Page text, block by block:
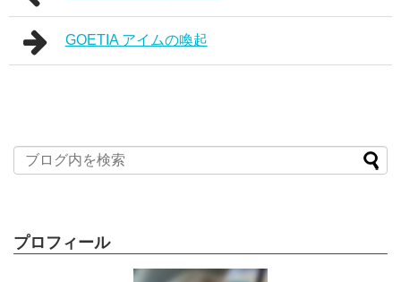
GOETIA アイムの喚起
プロフィール